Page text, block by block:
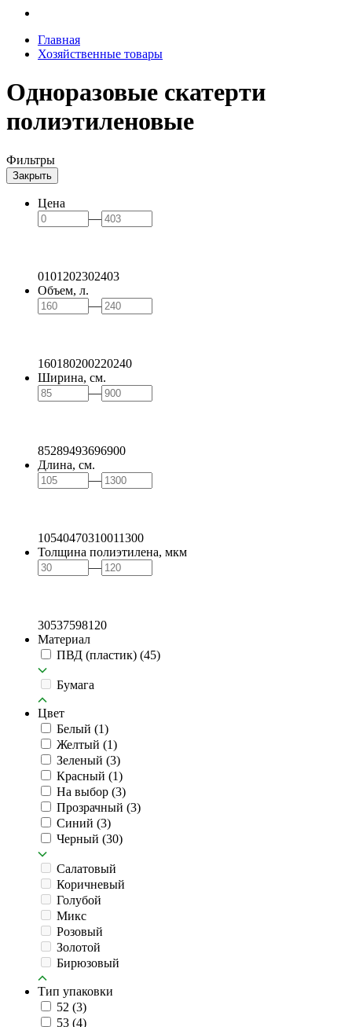
Главная
Хозяйственные товары
Одноразовые скатерти
полиэтиленовые
Фильтры
Закрыть
Цена
—
0101 202302403
Объем, л.
—
160180200220240
Ширина, см.
—
85289493696900
Длина, см.
—
10540470310011300
Толщина полиэтилена, мкм
—
30537598120
Материал
ПВД (пластик) (45)
Бумага
Цвет
Белый (1)
Желтый (1)
Зеленый (3)
Красный (1)
На выбор (3)
Прозрачный (3)
Синий (3)
Черный (30)
Салатовый
Коричневый
Голубой
Микс
Розовый
Золотой
Бирюзовый
Тип упаковки
52 (3)
53 (4)